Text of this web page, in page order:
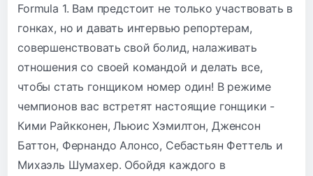
Formula 1. Вам предстоит не только участвовать в
гонках, но и давать интервью репортерам,
совершенствовать свой болид, налаживать
отношения со своей командой и делать все,
чтобы стать гонщиком номер один! В режиме
чемпионов вас встретят настоящие гонщики -
Кими Райкконен, Льюис Хэмилтон, Дженсон
Баттон, Фернандо Алонсо, Себастьян Феттель и
Михаэль Шумахер. Обойдя каждого в